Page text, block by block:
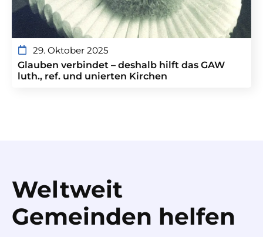
29. Oktober 2025
Glauben verbindet – deshalb hilft das GAW
luth., ref. und unierten Kirchen
Weltweit
Gemeinden helfen